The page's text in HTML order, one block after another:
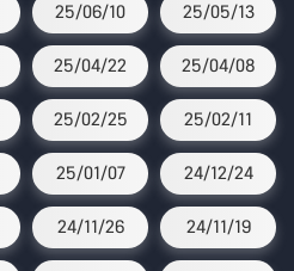
25/06/10 25/05/13
25/04/22 25/04/08
25/02/25 25/02/11
25/01/07 24/12/24
24/11/26 24/11/19